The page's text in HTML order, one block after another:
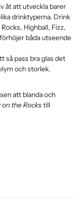
åt att utveckla barer
drinktyperna. Drink
Highball, Fizz,
båda utseende
så pass bra glas det
och storlek.
att blanda och
on the Rockstill